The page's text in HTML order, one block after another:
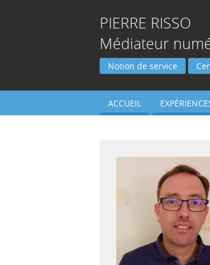
PIERRE RISSO
Médiateur
Notion de service
ACCUEIL